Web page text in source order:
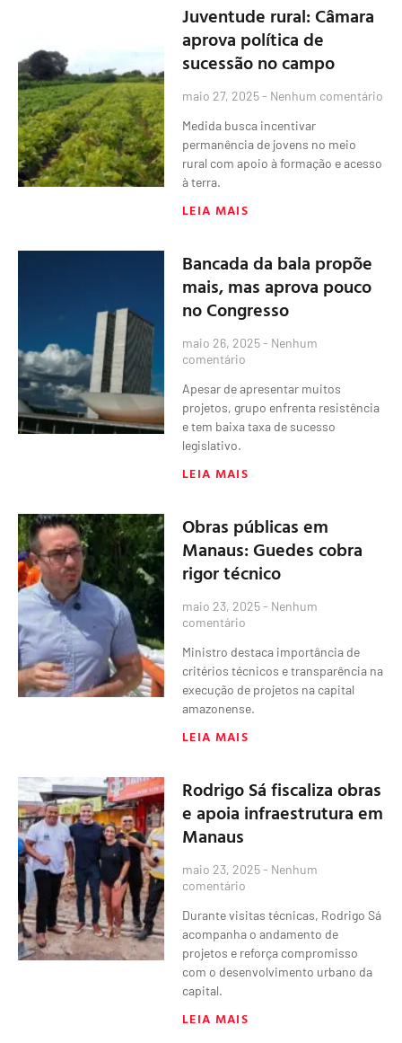
Juventude rural: Câmara
aprova política de
sucessão no campo
maio 27, 2025 Nenhum comentário
Medida busca incentivar
permanência de jovens no meio
rural com apoio à formação e acesso
à terra.
LEIA MAIS
Bancada da bala propõe
mais, mas aprova pouco
no Congresso
maio 26, 2025 Nenhum
comentário
Apesar de apresentar muitos
projetos, grupo enfrenta resistência
e tem baixa taxa de sucesso
legislativo.
LEIA MAIS
Obras públicas em
Manaus: Guedes cobra
rigor técnico
maio 23, 2025 Nenhum
comentário
Ministro destaca importância de
critérios técnicos e transparência na
execução de projetos na capital
amazonense.
LEIA MAIS
Rodrigo Sá fiscaliza obras
e apoia infraestrutura em
Manaus
maio 23, 2025 Nenhum
comentário
Durante visitas técnicas, Rodrigo Sá
acompanha o andamento de
projetos e reforça compromisso
com o desenvolvimento urbano da
capital.
LEIA MAIS